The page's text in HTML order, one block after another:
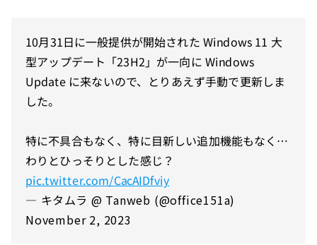
10月31日に一般提供が開始された Windows 11 大
型アップデート「23H2」が一向に Windows
Update に来ないので、とりあえず手動で更新しま
した。
特に不具合もなく、特に目新しい追加機能もなく…
わりとひっそりとした感じ？
pic.twitter.com/CacAIDfviy
— キタムラ @ Tanweb (@office151a)
November 2, 2023